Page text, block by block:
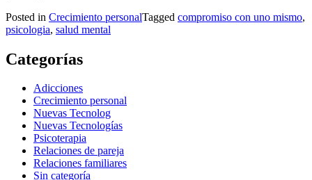
Posted in Crecimiento personalTagged compromiso con uno mismo,
psicologia, salud mental
Categorías
Adicciones
Crecimiento personal
Nuevas Tecnolog
Nuevas Tecnologías
Psicoterapia
Relaciones de pareja
Relaciones familiares
Sin categoría